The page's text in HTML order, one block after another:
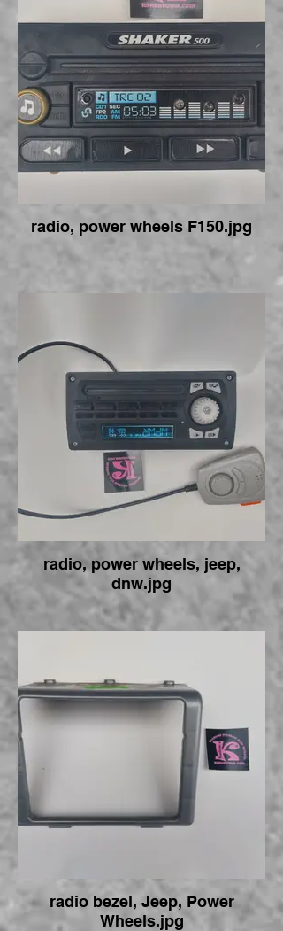
radio, power wheels F150.jpg
radio, power wheels, jeep,
dnw.jpg
radio bezel, Jeep, Power
Wheels.jpg